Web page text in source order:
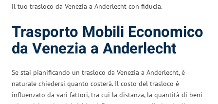
il tuo trasloco da Venezia a Anderlecht con fiducia.
Trasporto Mobili Economico
da Venezia a Anderlecht
Se stai pianificando un trasloco da Venezia a Anderlecht, è
naturale chiedersi quanto costerà. Il costo del trasloco è
influenzato da vari fattori, tra cui la distanza, la quantità di beni